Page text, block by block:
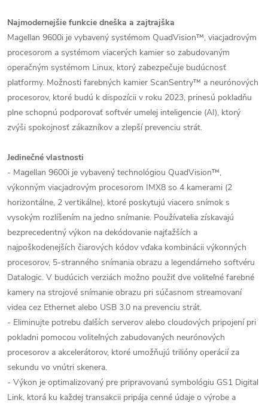
Najmodernejšie funkcie dneška a zajtrajška
Magellan 9600i je vybavený systémom QuadVision™, viacjadrovým
procesorom a systémom viacerých kamier so zabudovaným
operačným systémom Linux, ktorý zabezpečuje budúcnosť
platformy. Možnosti farebných kamier ScanSentry™ a neurónových
procesorov, ktoré budú k dispozícii v roku 2023, prinesú pokladňu
plne schopnú podporovať softvér umelej inteligencie (AI), ktorý
zvýši spokojnosť zákazníkov a zlepší prevenciu strát.
Jedinečné vlastnosti
- Magellan 9600i je vybavený technológiou QuadVision™,
výkonným viacjadrovým procesorom IMX8 so 4 kamerami (2
horizontálne, 2 vertikálne), ktoré poskytujú viacero snímok s
vysokým rozlíšením na jedno snímanie. Používatelia získavajú
bezprecedentný výkon na dekódovanie najťažších a
najpoškodenejších čiarových kódov vďaka kombinácii výkonných
procesorov, 5-stranného snímania obrazu a legendárneho softvéru
Datalogic. V budúcich verziách možno použiť dve voliteľné farebné
kamery na strojové snímanie obrazu pri súčasnom streamovaní
videa cez Ethernet alebo USB 3.0 na prevenciu strát.
- Eliminujte potrebu ďalších serverov alebo cloudových pripojení pri
pokladni pomocou voliteľných zabudovaných neurónových
procesorov a akcelerátorov, ktoré umožňujú trilióny operácií za
sekundu vo vnútri skenera.
- Výkon je optimalizovaný pre pripravovanú symbológiu GS1 Digital
Link, ktorá ku každej transakcii pripája cenné údaje o výrobe a